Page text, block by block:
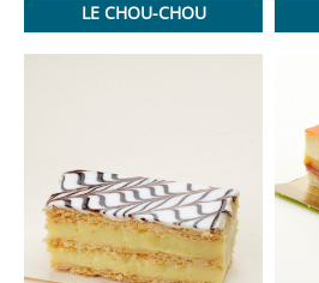
LE CHOU-CHOU